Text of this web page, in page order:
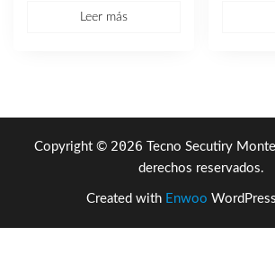
Leer más
Copyright © 2026 Tecno Secutiry
derechos reservados.
Created with Enwoo